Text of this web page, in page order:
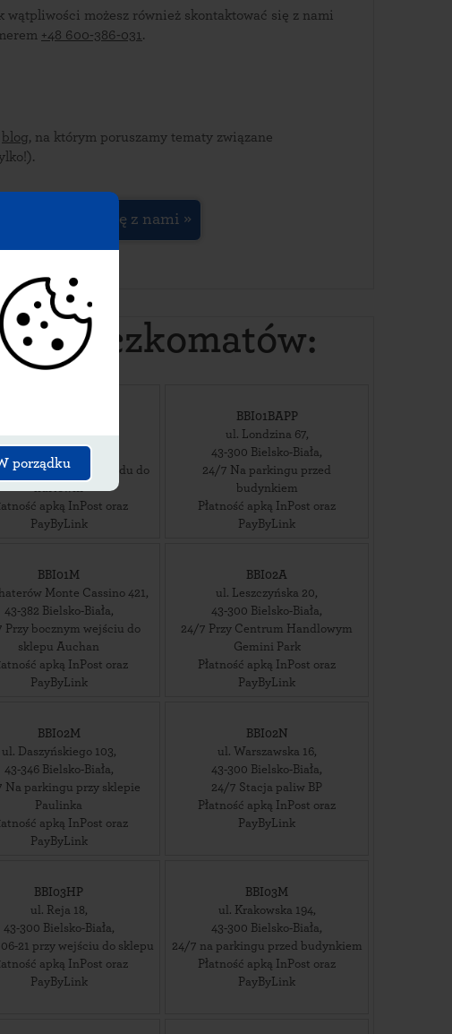
porządku
możesz również skontaktować się z nami
+48 600-386-031 .
blog, na którym poruszamy tematy związane
Skontakuj się z nami »
paczkomatów:
ul. Straconki 115,
Bielsko-Biała
parkingu obok wjazdu do
apką InPost oraz
PayByLink
BBI01BAPP
ul. Londzina 67,
43-300 Bielsko-Biała,
24/7 Na parkingu przed
budynkiem
Płatność apką InPost oraz
PayByLink
BBI01M
Monte Cassino 421 ,
43-382 Bielsko-Biała,
Przy bocznym wejściu do
sklepu Auchan
apką InPost oraz
PayByLink
BBI02A
ul. Leszczyńska 20,
43-300 Bielsko-Biała,
24/7 Przy Centrum Handlowym
Gemini Park
Płatność apką InPost oraz
PayByLink
BBI02M
ul. Daszyńskiego 103,
43-346 Bielsko-Biała,
Na parkingu przy sklepie
Paulinka
apką InPost oraz
PayByLink
BBI02N
ul. Warszawska 16,
43-300 Bielsko-Biała,
24/7 Stacja paliw BP
Płatność apką InPost oraz
PayByLink
BBI03HP
ul. Reja 18,
43-300 Bielsko-Biała,
06-21 przy wejściu do sklepu
apką InPost oraz
PayByLink
BBI03M
ul. Krakowska 194,
43-300 Bielsko-Biała,
24/7 na parkingu przed budynkiem
Płatność apką InPost oraz
PayByLink